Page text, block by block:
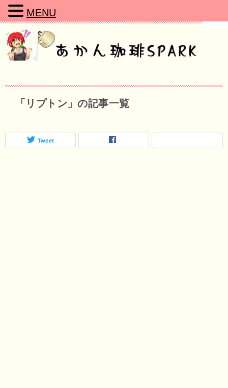
「リプトン」の記事一覧
Tweet
MENU